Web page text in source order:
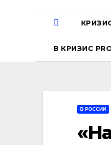
В КРИЗИС
В РОССИИ